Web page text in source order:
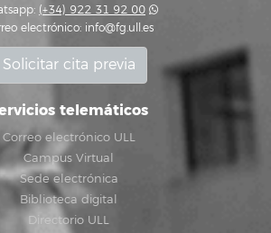
(+34) 922 31 92 00
electrónico: info@fg.ull.es
Solicitar cita previa
telemáticos
Correo electrónico ULL
Campus Virtual
Sede electrónica
Biblioteca digital
Directorio ULL